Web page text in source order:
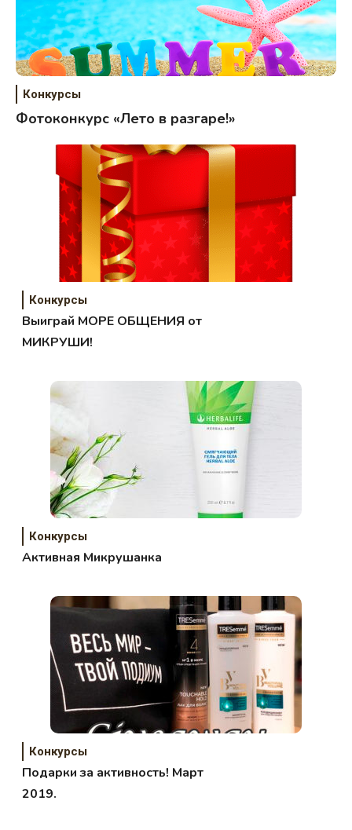
Конкурсы
Фотоконкурс «Лето в разгаре!»
Конкурсы
Выиграй МОРЕ ОБЩЕНИЯ от
МИКРУШИ!
Конкурсы
Активная Микрушанка
Конкурсы
Подарки за активность! Март
2019.